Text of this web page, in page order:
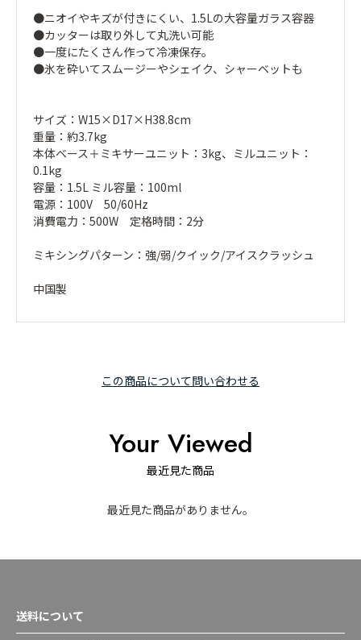
●ニオイやキズが付きにくい、1.5Lの大容量ガラス容器
●カッターは取り外して丸洗い可能
●一度にたくさん作って冷凍保存。
●氷を砕いてスムージーやシェイク、シャーベットも
サイズ：W15×D17×H38.8cm
重量：約3.7kg
本体ベース＋ミキサーユニット：3kg、ミルユニット：
0.1kg
容量：1.5L ミル容量：100ml
電源：100V 50/60Hz
消費電力：500W 定格時間：2分
ミキシングパターン：強/弱/クイック/アイスクラッシュ
中国製
この商品について問い合わせる
Your Viewed
最近見た商品
最近見た商品がありません。
送料について